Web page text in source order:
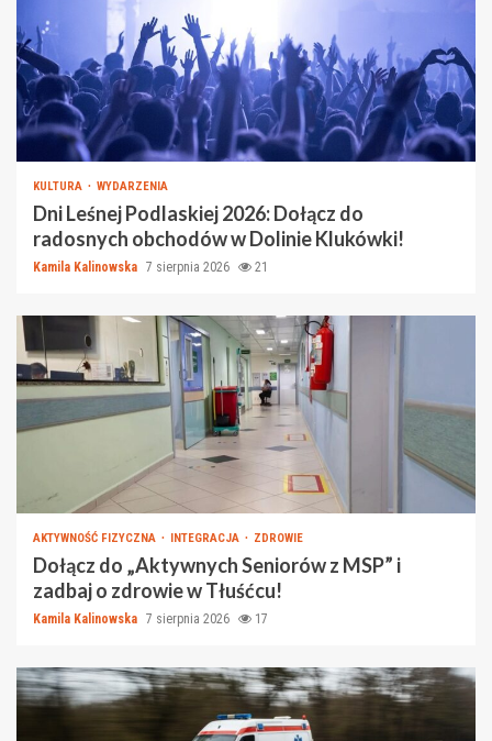
KULTURA WYDARZENIA
Dni Leśnej Podlaskiej 2026: Dołącz do
radosnych obchodów w Dolinie Klukówki!
Kamila Kalinowska 7 sierpnia 2026 21
AKTYWNOŚĆ FIZYCZNA INTEGRACJA ZDROWIE
Dołącz do „Aktywnych Seniorów z MSP” i
zadbaj o zdrowie w Tłuśćcu!
Kamila Kalinowska 7 sierpnia 2026 17